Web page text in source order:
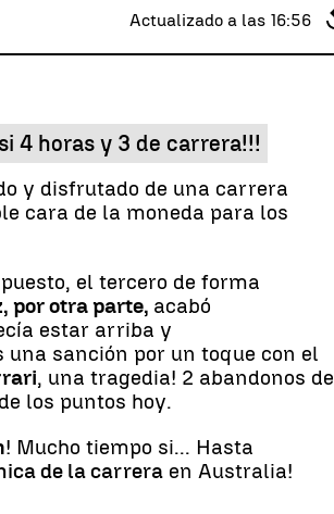
Actualizado a las 16:56
4 horas y 3 de carrera!!!
y disfrutado de una carrera
cara de la moneda para los
el tercero de forma
por otra parte, acabó
estar arriba y
sanción por un toque con el
, una tragedia! 2 abandonos de
los puntos hoy.
! Mucho tiempo si... Hasta
de la carrera en Australia!